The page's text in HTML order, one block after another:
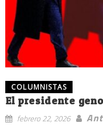
COLUMNISTAS
El presidente
febrero 22, 2026